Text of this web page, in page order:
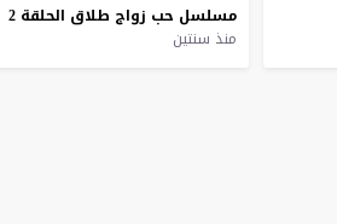
مسلسل حب زواج طلاق الحلقة 2
منذ سنتين